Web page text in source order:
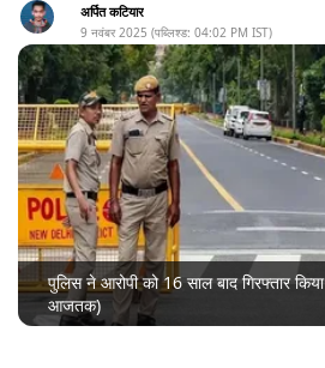
अर्पित कटियार
9 नवंबर 2025 (पब्लिश्ड: 04:02 PM IST)
पुलिस ने आरोपी को 16 साल बाद गिरफ्तार
आजतक)